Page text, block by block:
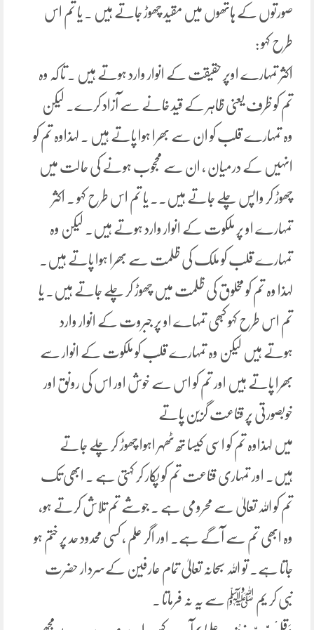
صورتوں کے ہاتھوں میں مقید چھوڑ جاتے ہیں ۔ یا تم اس
طرح کہو :
اکثر تمہارے اوپر حقیقت کے انوار وارد ہوتے ہیں ۔ تا کہ وہ
تم کو ظرف یعنی ظاہر کے قید خانے سے آزاد کرے۔ لیکن
وہ تمہارے قلب کو ان سے بھرا ہوا پاتے ہیں ۔ لہذاوہ تم کو
انہیں کے درمیان ، ان سے محجوب ہونے کی حالت میں
چھوڑ کر واپس چلے جاتے ہیں۔۔ یا تم اس طرح کہو ۔ اکثر
تمہارے او پر ملکوت کے انوار وارد ہوتے ہیں۔ لیکن وہ
تمہارے قلب کو ملک کی ظلمت سے بھرا ہوا پاتے ہیں۔
لہذا وہ تم کو مخلوق کی ظلمت میں چھوڑ کر چلے جاتے ہیں۔ یا
تم اس طرح کہو کبھی تمہاے او پر جبروت کے انوار وارد
ہوتے ہیں لیکن وہ تمہارے قلب کو ملکوت کے انوار سے
بھرا پاتے ہیں اور تم کو اس سے خوش اور اس کی رونق اور
خوبصورتی پر قناعت گزین پاتے
میں لہذاوہ تم کو اسی کیسا تھ ٹھہر اہوا چھوڑ کر چلے جاتے
ہیں۔ اور تمہاری قناعت تم کو پکار کر کہتی ہے ۔ ابھی تک
تم کو اللہ تعالیٰ سے محرومی ہے ۔ جوشے تم تلاش کرتے ہو،
وہ ابھی تم سے آگے ہے۔ اور اگر علم ، کسی محدود حد پر ختم ہو
جاتا ہے۔ تو اللہ سبحانہ تعالیٰ تمام عارفین کےسردار حضرت
نبی کر یم ﷺ سے یہ نہ فرماتا ۔